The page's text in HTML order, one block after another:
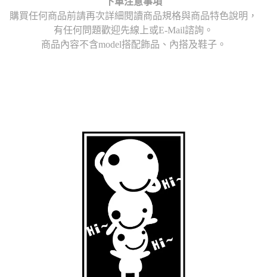
購買任何商品前請再次詳細閱讀商品規格與商品特色說明，
有任何問題歡迎先線上或E-Mail諮詢。
商品內容不含model搭配飾品、內搭及鞋子。